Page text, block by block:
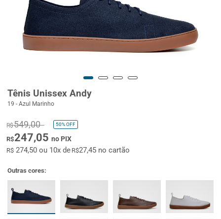
Tênis Unissex Andy
19 - Azul Marinho
R$549,00 50%OFF
R$247,05 no PIX
R$ 274,50 ou 10x deR$27,45 no cartão
Outras cores: